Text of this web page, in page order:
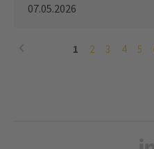
07.05.2026
1
Zeige Seite
2
Zeige
3
Zeige
4 5